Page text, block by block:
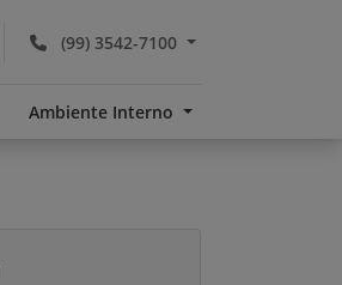
(99) 3542-7100
Ambiente Interno